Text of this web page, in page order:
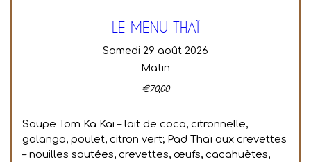
LE MENU THAÏ
samedi 29 août 2026
Matin
€70,00
Soupe Tom Ka Kai – lait de coco, citronnelle,
galanga, poulet, citron vert; Pad Thaï aux crevettes
– nouilles sautées, crevettes, œufs, cacahuètes,